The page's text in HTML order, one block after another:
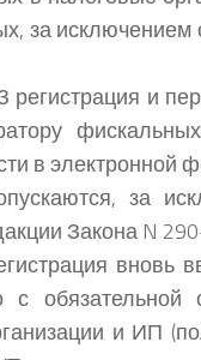
за исключением
и
в
за
Закона N
вновь
с обязательной
и ИП